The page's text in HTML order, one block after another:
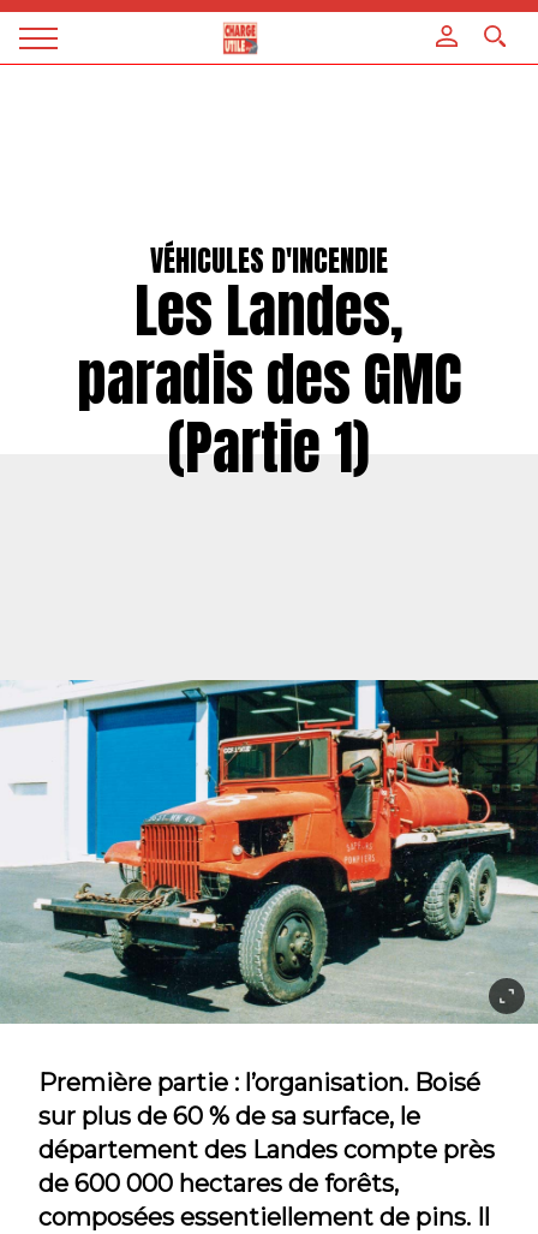
Magazine
VÉHICULES D'INCENDIE
Les Landes,
paradis des GMC
(Partie 1)
Première partie : l’organisation. Boisé
sur plus de 60 % de sa surface, le
département des Landes compte près
de 600 000 hectares de forêts,
composées essentiellement de pins. Il
Panneau de gestion des cookies